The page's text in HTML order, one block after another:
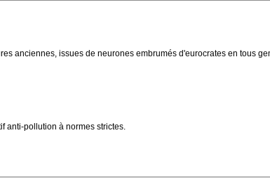
anciennes, issues de neurones embrumés d'eurocrates en tous
anti-pollution à normes strictes.